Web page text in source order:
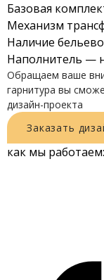
Базовая
Механизм
Наличие
Наполнитель —
Обращаем ваше
гарнитура вы
дизайн-проекта
Заказать
как мы работаем: